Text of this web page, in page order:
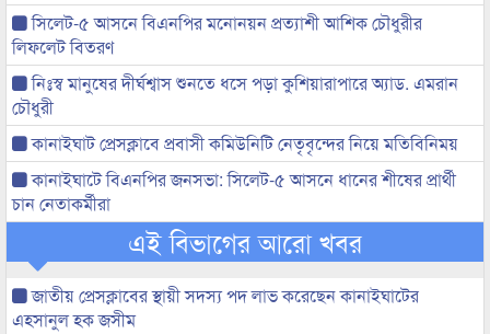
সিলেট-৫ আসনে বিএনপির মনোনয়ন প্রত্যাশী আশিক চৌধুরীর
লিফলেট বিতরণ
নিঃস্ব মানুষের দীর্ঘশ্বাস শুনতে ধসে পড়া কুশিয়ারাপারে অ্যাড. এমরান
চৌধুরী
কানাইঘাট প্রেসক্লাবে প্রবাসী কমিউনিটি নেতৃবৃন্দের নিয়ে মতিবিনিময়
কানাইঘাটে বিএনপির জনসভা: সিলেট-৫ আসনে ধানের শীষের প্রার্থী
চান নেতাকর্মীরা
এই বিভাগের আরো খবর
জাতীয় প্রেসক্লাবের স্থায়ী সদস্য পদ লাভ করেছেন কানাইঘাটের
এহসানুল হক জসীম